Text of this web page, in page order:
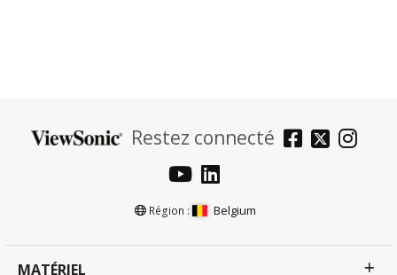
Restez connecté
Région : Belgium
MATÉRIEL